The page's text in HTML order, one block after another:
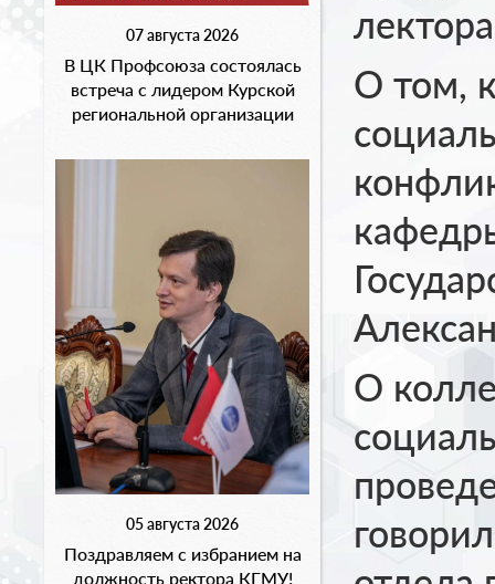
07 августа 2026
В ЦК Профсоюза состоялась
встреча с лидером Курской
региональной организации
05 августа 2026
Поздравляем с избранием на
должность ректора КГМУ!
О том,
О